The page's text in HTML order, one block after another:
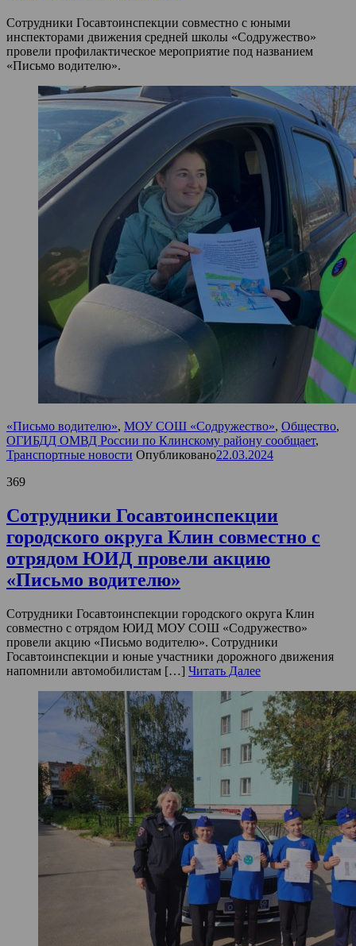
Сотрудники Госавтоинспекции совместно с юными
инспекторами движения средней школы «Содружество»
провели профилактическое мероприятие под названием
«Письмо водителю».
«Письмо водителю», МОУ СОШ «Содружество», Общество,
ОГИБДД ОМВД России по Клинскому району сообщает,
Транспортные новости Опубликовано22.03.2024
369
Сотрудники Госавтоинспекции
городского округа Клин совместно с
отрядом ЮИД провели акцию
«Письмо водителю»
Сотрудники Госавтоинспекции городского округа Клин
совместно с отрядом ЮИД МОУ СОШ «Содружество»
провели акцию «Письмо водителю». Сотрудники
Госавтоинспекции и юные участники дорожного движения
напомнили автомобилистам […] Читать Далее